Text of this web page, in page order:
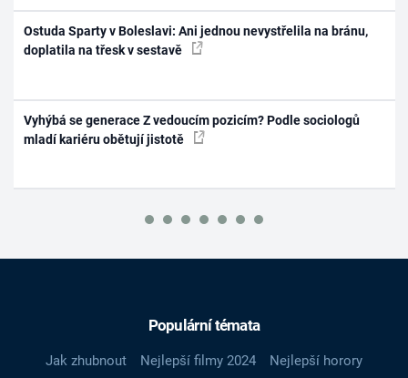
Ostuda Sparty v Boleslavi: Ani jednou nevystřelila na bránu,
doplatila na třesk v sestavě
Vyhýbá se generace Z vedoucím pozicím? Podle sociologů
mladí kariéru obětují jistotě
Populární témata
Jak zhubnout Nejlepší filmy 2024
Nejlepší horory